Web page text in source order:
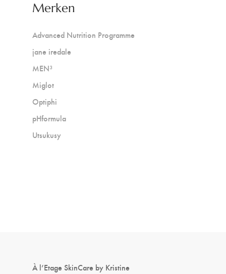
Merken
Advanced Nutrition Programme
jane iredale
MEN³
Miglot
Optiphi
pHformula
Utsukusy
À l’Etage SkinCare by Kristine